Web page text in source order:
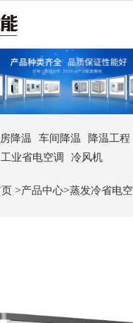
降温 车间降温 降温工程
工业省电空调 冷风机
>产品中心>蒸发冷省电